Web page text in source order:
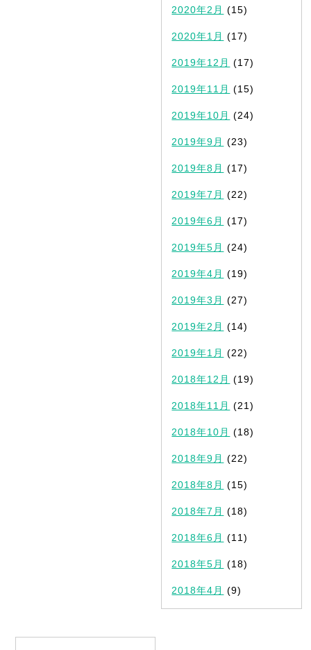
2020年2月 (15)
2020年1月 (17)
2019年12月 (17)
2019年11月 (15)
2019年10月 (24)
2019年9月 (23)
2019年8月 (17)
2019年7月 (22)
2019年6月 (17)
2019年5月 (24)
2019年4月 (19)
2019年3月 (27)
2019年2月 (14)
2019年1月 (22)
2018年12月 (19)
2018年11月 (21)
2018年10月 (18)
2018年9月 (22)
2018年8月 (15)
2018年7月 (18)
2018年6月 (11)
2018年5月 (18)
2018年4月 (9)